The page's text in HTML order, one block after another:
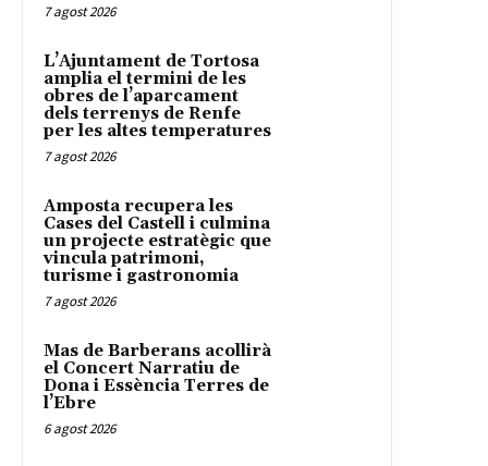
7 agost 2026
L’Ajuntament de Tortosa
amplia el termini de les
obres de l’aparcament
dels terrenys de Renfe
per les altes temperatures
7 agost 2026
Amposta recupera les
Cases del Castell i culmina
un projecte estratègic que
vincula patrimoni,
turisme i gastronomia
7 agost 2026
Mas de Barberans acollirà
el Concert Narratiu de
Dona i Essència Terres de
l’Ebre
6 agost 2026